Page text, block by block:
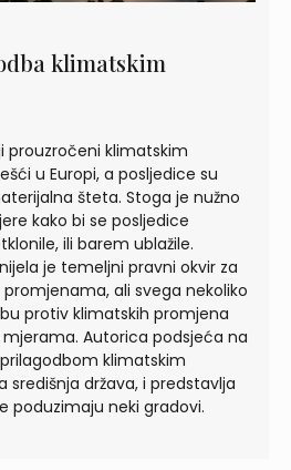
klimatskim
prouzročeni klimatskim
u Europi, a posljedice su
šteta. Stoga je nužno
kako bi se posljedice
ili barem ublažile.
je temeljni pravni okvir za
ali svega nekoliko
protiv klimatskih promjena
Autorica podsjeća na
klimatskim
država, i predstavlja
poduzimaju neki gradovi.